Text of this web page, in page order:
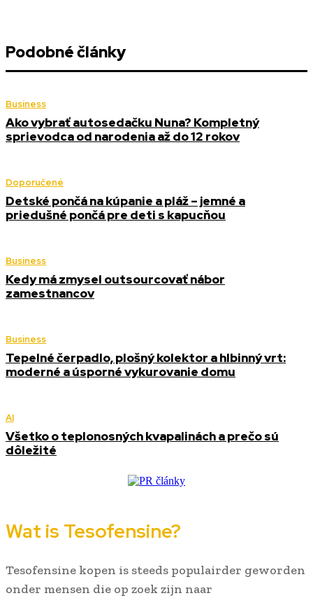
Podobné články
Business
Ako vybrať autosedačku Nuna? Kompletný
sprievodca od narodenia až do 12 rokov
Doporučené
Detské pončá na kúpanie a pláž – jemné a
priedušné pončá pre deti s kapucňou
Business
Kedy má zmysel outsourcovať nábor
zamestnancov
Business
Tepelné čerpadlo, plošný kolektor a hlbinný vrt:
moderné a úsporné vykurovanie domu
AI
Všetko o teplonosných kvapalinách a prečo sú
dôležité
Wat is Tesofensine?
Tesofensine kopen is steeds populairder geworden
onder mensen die op zoek zijn naar